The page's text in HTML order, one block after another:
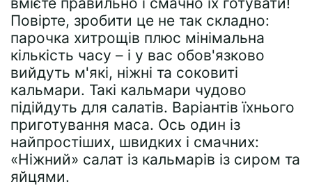
Повірте, зробити це не так складно:
парочка хитрощів плюс мінімальна
кількість часу – і у вас обов'язково
вийдуть м'які, ніжні та соковиті
кальмари. Такі кальмари чудово
підійдуть для салатів. Варіантів їхнього
приготування маса. Ось один із
найпростіших, швидких і смачних:
«Ніжний» салат із кальмарів із сиром та
яйцями.